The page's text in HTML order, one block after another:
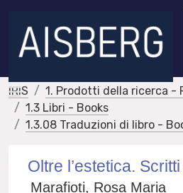
IRIS
1. Prodotti della ricerca -
1.3 Libri - Books
1.3.08 Traduzioni di libro -
Oltre l’estetica. Scritti
Marafioti, Rosa Maria